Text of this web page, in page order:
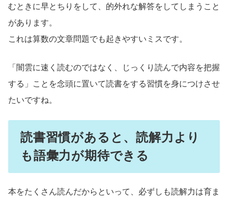
むときに早とちりをして、的外れな解答をしてしまうこと
があります。
これは算数の文章問題でも起きやすいミスです。
「闇雲に速く読むのではなく、じっくり読んで内容を把握
する」ことを念頭に置いて読書をする習慣を身につけさせ
たいですね。
読書習慣があると、読解力より
も語彙力が期待できる
本をたくさん読んだからといって、必ずしも読解力は育ま